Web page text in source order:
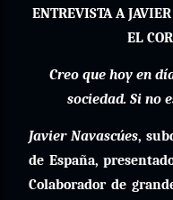
ENTREVISTA A
EL
Creo que hoy en
sociedad. Si no
Javier Navascúes,
de España,
Colaborador de